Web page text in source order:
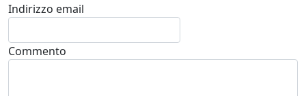
Indirizzo email
Commento